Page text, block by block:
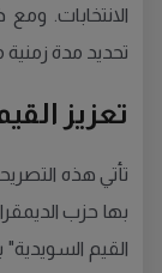
الانتخابات.
تحديد مدة زمنية
تعزيز
تأتي هذه
بها حزب
القيم